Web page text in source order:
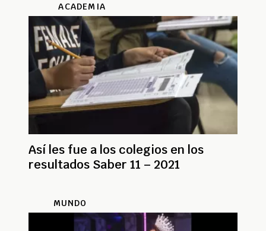
ACADEMIA
Así les fue a los colegios en los
resultados Saber 11 – 2021
MUNDO